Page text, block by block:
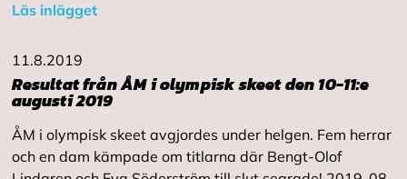
Läs inlägget
11.8.2019
Resultat från ÅM i olympisk skeet den 10-11:e
augusti 2019
ÅM i olympisk skeet avgjordes under helgen. Fem herrar
och en dam kämpade om titlarna där Bengt-Olof